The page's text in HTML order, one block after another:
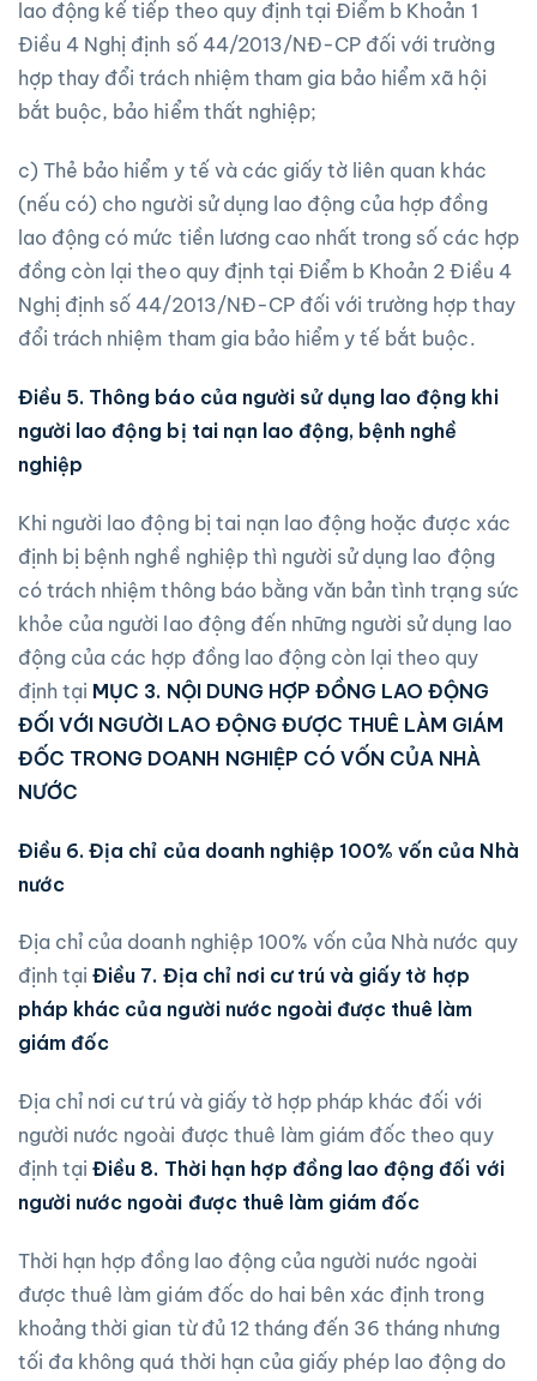
lao động kế tiếp theo quy định tại Điểm b Khoản 1
Điều 4 Nghị định số 44/2013/NĐ-CP đối với trường
hợp thay đổi trách nhiệm tham gia bảo hiểm xã hội
bắt buộc, bảo hiểm thất nghiệp;
c) Thẻ bảo hiểm y tế và các giấy tờ liên quan khác
(nếu có) cho người sử dụng lao động của hợp đồng
lao động có mức tiền lương cao nhất trong số các hợp
đồng còn lại theo quy định tại Điểm b Khoản 2 Điều 4
Nghị định số 44/2013/NĐ-CP đối với trường hợp thay
đổi trách nhiệm tham gia bảo hiểm y tế bắt buộc.
Điều 5. Thông báo của người sử dụng lao động khi
người lao động bị tai nạn lao động, bệnh nghề
nghiệp
Khi người lao động bị tai nạn lao động hoặc được xác
định bị bệnh nghề nghiệp thì người sử dụng lao động
có trách nhiệm thông báo bằng văn bản tình trạng sức
khỏe của người lao động đến những người sử dụng lao
động của các hợp đồng lao động còn lại theo quy
định tại MỤC 3. NỘI DUNG HỢP ĐỒNG LAO ĐỘNG
ĐỐI VỚI NGƯỜI LAO ĐỘNG ĐƯỢC THUÊ LÀM GIÁM
ĐỐC TRONG DOANH NGHIỆP CÓ VỐN CỦA NHÀ
NƯỚC
Điều 6. Địa chỉ của doanh nghiệp 100% vốn của Nhà
nước
Địa chỉ của doanh nghiệp 100% vốn của Nhà nước quy
định tạiĐiều 7. Địa chỉ nơi cư trú và giấy tờ hợp
pháp khác của người nước ngoài được thuê làm
giám đốc
Địa chỉ nơi cư trú và giấy tờ hợp pháp khác đối với
người nước ngoài được thuê làm giám đốc theo quy
định tạiĐiều 8. Thời hạn hợp đồng lao động đối với
người nước ngoài được thuê làm giám đốc
Thời hạn hợp đồng lao động của người nước ngoài
được thuê làm giám đốc do hai bên xác định trong
khoảng thời gian từ đủ 12 tháng đến 36 tháng nhưng
tối đa không quá thời hạn của giấy phép lao động do